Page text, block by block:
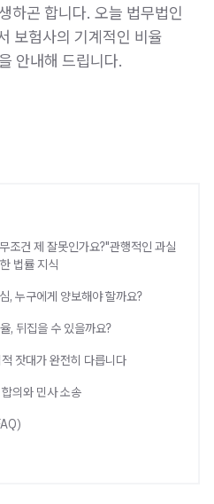
하곤 합니다. 오늘 법무법인
보험사의 기계적인 비율
안내해 드립니다.
조건 제 잘못인가요?"관행적인 과실
법률 지식
, 누구에게 양보해야 할까요?
, 뒤집을 수 있을까요?
잣대가 완전히 다릅니다
의와 민사 소송